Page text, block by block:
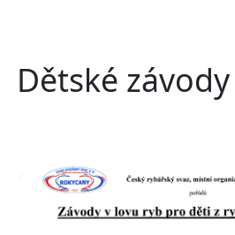
Dětské